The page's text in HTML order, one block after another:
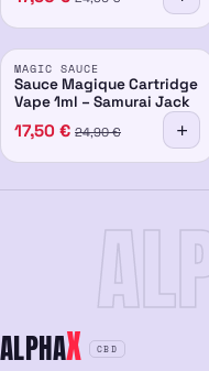
PROMO
MAGIC SAUCE
Sauce Magique Cartridge
Vape 1ml – Samurai Jack
17,50 € 24,90€
ALPHAX CBD